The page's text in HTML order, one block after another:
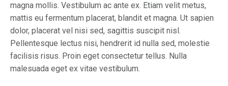
magna mollis. Vestibulum ac ante ex. Etiam velit metus,
mattis eu fermentum placerat, blandit et magna. Ut sapien
dolor, placerat vel nisi sed, sagittis suscipit nisl.
Pellentesque lectus nisi, hendrerit id nulla sed, molestie
facilisis risus. Proin eget consectetur tellus. Nulla
malesuada eget ex vitae vestibulum.